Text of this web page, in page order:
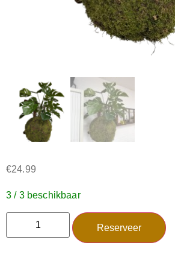
€24.99
3 / 3 beschikbaar
Reserveer